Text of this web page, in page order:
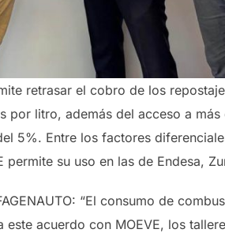
retrasar el cobro de los
por litro, además del acceso a
5%. Entre los factores
su uso en las de Endesa,
“El consumo de
acuerdo con MOEVE, los